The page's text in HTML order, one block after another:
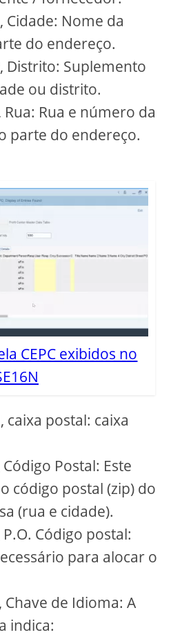
Cidade: Nome da
do endereço.
Distrito: Suplemento
ou distrito.
Rua: Rua e número da
parte do endereço.
CEPC exibidos no
caixa postal: caixa
Código Postal: Este
código postal (zip) do
(rua e cidade).
P.O. Código postal:
para alocar o
Chave de Idioma: A
indica: